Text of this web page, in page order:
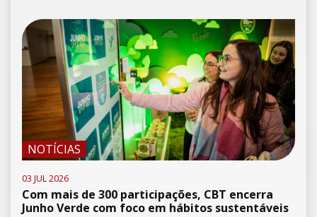
NOTÍCIAS
03 JUL 2026
Com mais de 300 participações, CBT encerra
Junho Verde com foco em hábitos sustentáveis